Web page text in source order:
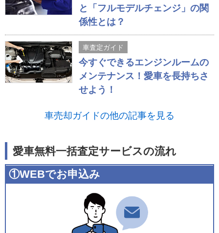
と「フルモデルチェンジ」の関
係性とは？
車査定ガイド
今すぐできるエンジンルームの
メンテナンス！愛車を長持ちさ
せよう！
車売却ガイドの他の記事を見る
愛車無料一括査定サービスの流れ
①WEBでお申込み